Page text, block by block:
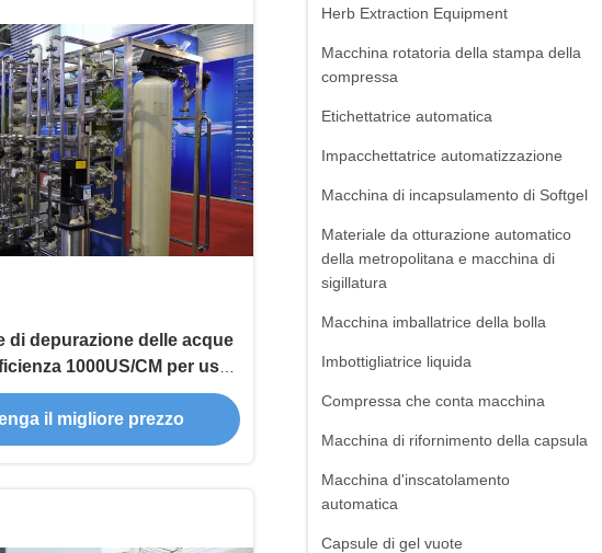
Herb Extraction Equipment
Macchina rotatoria della stampa della
compressa
Etichettatrice automatica
Impacchettatrice automatizzazione
Macchina di incapsulamento di Softgel
Materiale da otturazione automatico
della metropolitana e macchina di
sigillatura
Macchina imballatrice della bolla
Imbottigliatrice liquida
Compressa che conta macchina
Macchina di rifornimento della capsula
Macchina d'inscatolamento
automatica
Capsule di gel vuote
di depurazione delle acque
1000US/CM per uso
farmaceutico
il migliore prezzo